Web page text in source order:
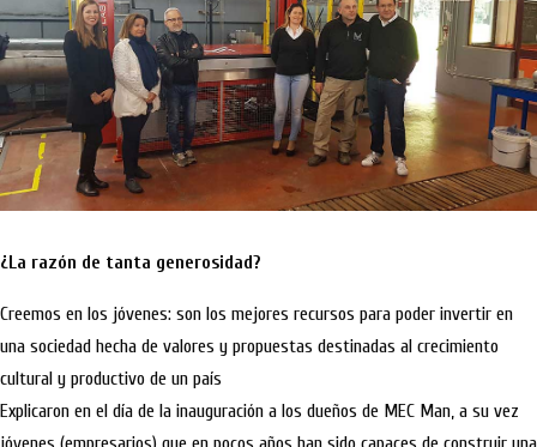
¿La razón de tanta generosidad?
Creemos en los jóvenes: son los mejores recursos para poder invertir en
una sociedad hecha de valores y propuestas destinadas al crecimiento
cultural y productivo de un país
Explicaron en el día de la inauguración a los dueños de MEC Man, a su vez